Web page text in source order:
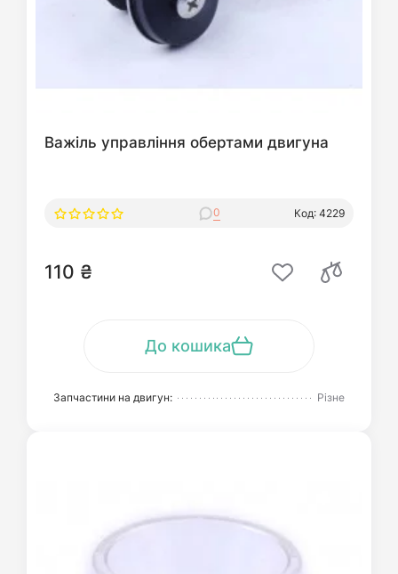
Важіль управління обертами двигуна
0 Код: 4229
110 ₴
До кошика
Запчастини на двигун: Різне